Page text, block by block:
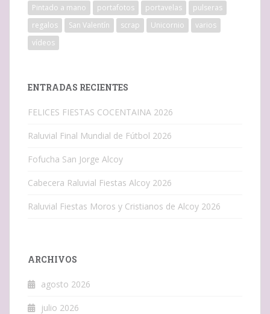
Pintado a mano portafotos portavelas
pulseras
regalos
San Valentín scrap Unicornio
varios
vídeos
ENTRADAS RECIENTES
FELICES FIESTAS COCENTAINA 2026
Raluvial Final Mundial de Fútbol 2026
Fofucha San Jorge Alcoy
Cabecera Raluvial Fiestas Alcoy 2026
Raluvial Fiestas Moros y Cristianos de Alcoy 2026
ARCHIVOS
agosto 2026
julio 2026